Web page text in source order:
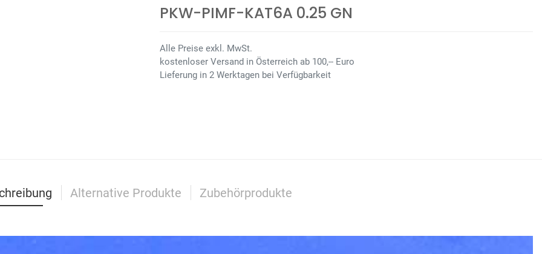
PKW-PIMF-KAT6A 0.25 GN
Alle Preise exkl. MwSt.
kostenloser Versand in Österreich ab 100,-- Euro
Lieferung in 2 Werktagen bei Verfügbarkeit
Alternative Produkte Zubehörprodukte